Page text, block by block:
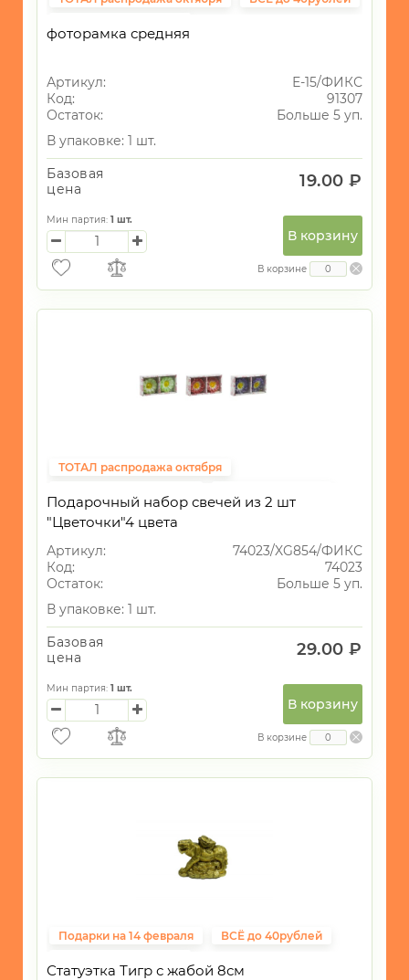
фоторамка средняя
Артикул:
Е-15/ФИКС
Код:
91307
Остаток:
Больше 5 уп.
В упаковке: 1 шт.
Базовая
цена
19.00 ₽
Мин партия: 1 шт.
В корзину
В корзине
ТОТАЛ распродажа октября
Фиксированная цена
Подарочный набор свечей из 2 шт
"Цветочки"4 цвета
Артикул:
74023/XG854/ФИКС
Код:
74023
Остаток:
Больше 5 уп.
В упаковке: 1 шт.
Базовая
цена
29.00 ₽
Мин партия: 1 шт.
В корзину
В корзине
Подарки на 14 февраля
ВСЁ до 40рублей
Статуэтка Тигр с жабой 8см